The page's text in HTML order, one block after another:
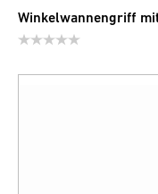
Winkelwannengriff